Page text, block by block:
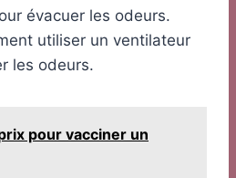
évacuer les odeurs.
utiliser un ventilateur
les odeurs.
pour vacciner un